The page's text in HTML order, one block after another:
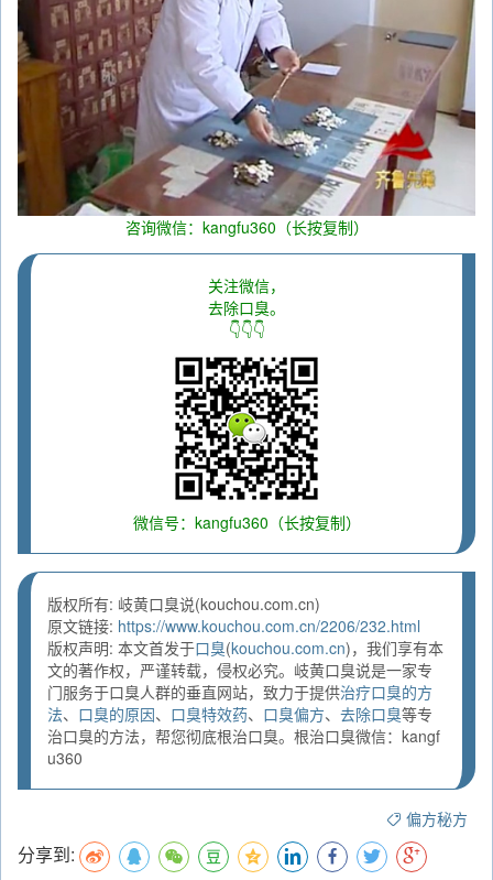
咨询微信：kangfu360（长按复制）
关注微信，
去除口臭。
👇👇👇
微信号：kangfu360（长按复制）
版权所有: 岐黄口臭说(kouchou.com.cn)
原文链接: https://www.kouchou.com.cn/2206/232.html
版权声明: 本文首发于口臭(kouchou.com.cn)，我们享有本
文的著作权，严谨转载，侵权必究。岐黄口臭说是一家专
门服务于口臭人群的垂直网站，致力于提供治疗口臭的方
法、 口臭的原因、 口臭特效药、 口臭偏方、 去除口臭等专
治口臭的方法，帮您彻底根治口臭。根治口臭微信：kangf
u360
偏方秘方
分享到: